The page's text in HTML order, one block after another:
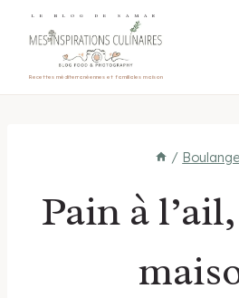
LE BLOG DE SAMAR
Recettes méditerranéennes et familiales maison
/ Boulange
Pain à